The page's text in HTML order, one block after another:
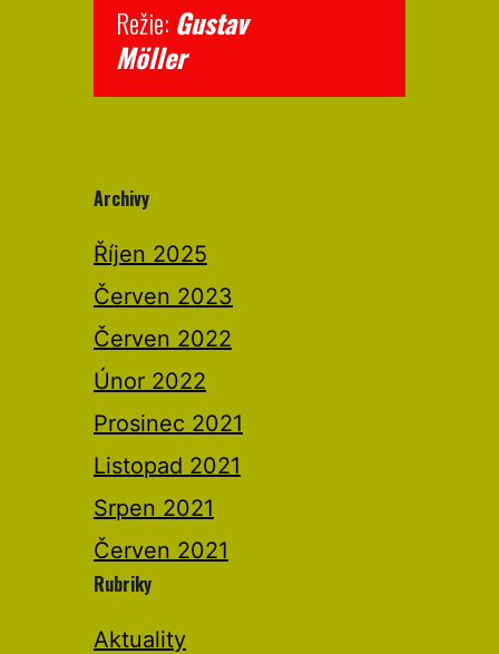
Režie: Gustav
Archivy
Říjen 2025
Červen 2023
Červen 2022
Únor 2022
Prosinec 2021
Listopad 2021
Srpen 2021
Červen 2021
Rubriky
Aktuality